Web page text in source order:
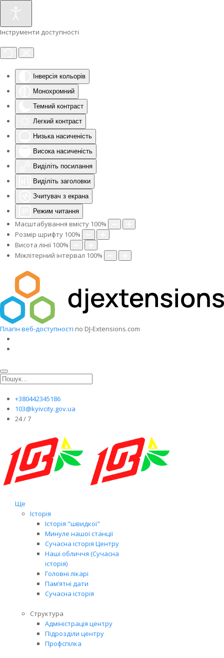
Інструменти доступності
Інверсія кольорів
Монохромний
Темний контраст
Легкий контраст
Низька насиченість
Висока насиченість
Виділіть посилання
Виділіть заголовки
Зчитувач з екрана
Режим читання
Масштабування вмісту 100%
Розмір шрифту 100%
Висота лінії 100%
Міжлітерний інтервал 100%
Плагін веб-доступності по DJ-Extensions.com
+380442345186
103@kyivcity.gov.ua
24 / 7
Ще
Історія
Історія "швидкої"
Минуле нашої станції
Сучасна історія Центру
Наші обличчя (Сучасна
історія)
Головні лікарі
Пам’ятні дати
Сучасна історія
Структура
Адміністрація центру
Підрозділи центру
Профспілка